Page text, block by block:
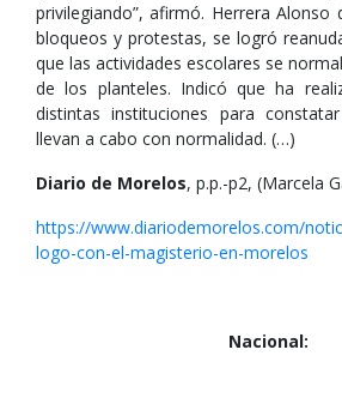
privilegiando”, afirmó. Herrera Alonso
bloqueos y protestas, se logró
que las actividades escolares se
de los planteles. Indicó que ha
distintas instituciones para
llevan a cabo con normalidad. (…)
Diario de Morelos, p.p.-p2, (Marcela
https://www.diariodemorelos.com/
logo-con-el-magisterio-en-morelos
Nacional: